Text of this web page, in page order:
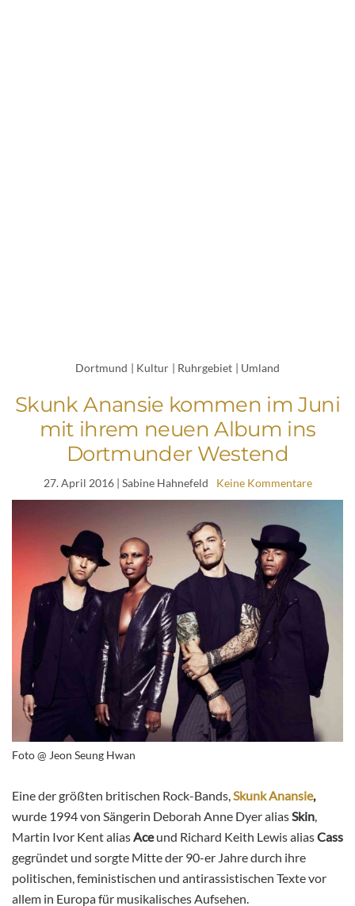
Dortmund | Kultur | Ruhrgebiet | Umland
Skunk Anansie kommen im Juni
mit ihrem neuen Album ins
Dortmunder Westend
27. April 2016| Sabine Hahnefeld Keine Kommentare
Foto @ Jeon Seung Hwan
Eine der größten britischen Rock-Bands, Skunk Anansie,
wurde 1994 von Sängerin Deborah Anne Dyer alias Skin
Martin Ivor Kent alias Aceund Richard Keith Lewis aliasCass
gegründet und sorgte Mitte der 90-er Jahre durch ihre
politischen, feministischen und antirassistischen Texte vor
allem in Europa für musikalisches Aufsehen.